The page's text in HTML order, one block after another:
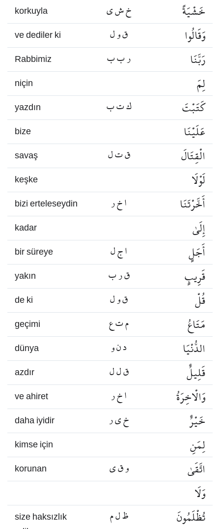
korkuyla خ ش ي خَشْيَةً
ve dediler ki ق و ل وَقَالُوا
Rabbimiz ر ب ب رَبَّنَا
niçin لِمَ
yazdın ك ت ب كَتَبْتَ
bize عَلَيْنَا
savaş ق ت ل الْقِتَالَ
keşke لَوْلَا
bizi erteleseydin ا خ ر أَخَّرْتَنَا
kadar إِلَىٰ
bir süreye ا ج ل أَجَلٍ
yakın ق ر ب قَرِيبٍ
de ki ق و ل قُلْ
geçimi م ت ع مَتَاعُ
dünya د ن و الدُّنْيَا
azdır ق ل ل قَلِيلٌ
ve ahiret ا خ ر وَالْاخِرَةُ
daha iyidir خ ي ر خَيْرٌ
kimse için لِمَنِ
korunan و ق ي
اتَّقَىٰ
وَلَا
size haksızlık
ظ ل م تُظْلَمُونَ